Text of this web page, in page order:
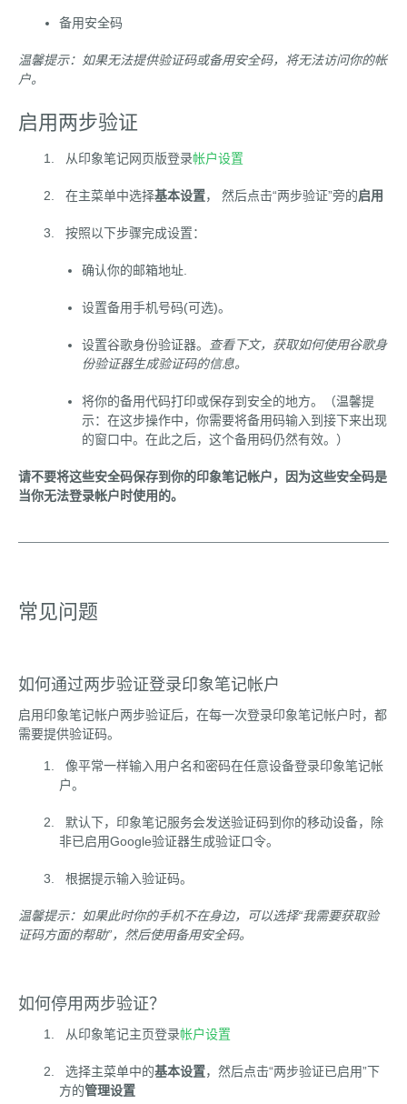
备用安全码
温馨提示：如果无法提供验证码或备用安全码，将无法访问你的帐
户。
启用两步验证
从印象笔记网页版登录帐户设置
在主菜单中选择基本设置， 然后点击“两步验证”旁的启用
按照以下步骤完成设置：
确认你的邮箱地址.
设置备用手机号码(可选)。
设置谷歌身份验证器。
查看下文，获取如何使用谷歌身
份验证器生成验证码的信息。
将你的备用代码打印或保存到安全的地方。（温馨提
示：在这步操作中，你需要将备用码输入到接下来出现
的窗口中。在此之后，这个备用码仍然有效。）
请不要将这些安全码保存到你的印象笔记帐户，因为这些安全码是
当你无法登录帐户时使用的。
常见问题
如何通过两步验证登录印象笔记帐户
启用印象笔记帐户两步验证后，在每一次登录印象笔记帐户时，都
需要提供验证码。
像平常一样输入用户名和密码在任意设备登录印象笔记帐
户。
默认下，印象笔记服务会发送验证码到你的移动设备，除
非已启用Google验证器生成验证口令。
根据提示输入验证码。
温馨提示：如果此时你的手机不在身边，可以选择“我需要获取验
证码方面的帮助”，然后使用备用安全码。
如何停用两步验证？
从印象笔记主页登录帐户设置
选择主菜单中的基本设置，然后点击“两步验证已启用”下
方的管理设置